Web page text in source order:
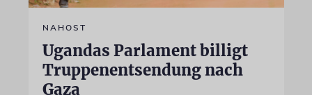
NAHOST
Ugandas Parlament billigt
Truppenentsendung nach
Gaza